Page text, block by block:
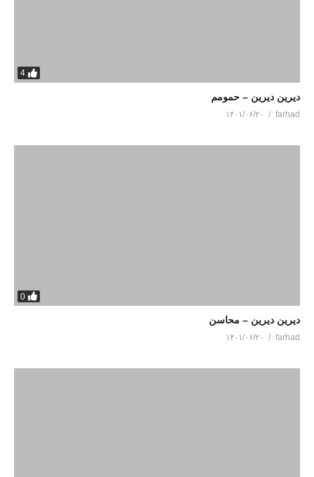
4
دیرین دیرین – حمومم
farhad ۱۴۰۱/۰۶/۲۰
0
دیرین دیرین – محاسن
farhad ۱۴۰۱/۰۶/۲۰